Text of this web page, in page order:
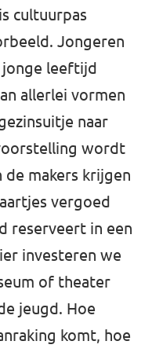
cultuurpas
Jongeren
jonge leeftijd
allerlei vormen
naar
wordt
makers krijgen
vergoed
reserveert in een
investeren we
of theater
jeugd. Hoe
komt, hoe